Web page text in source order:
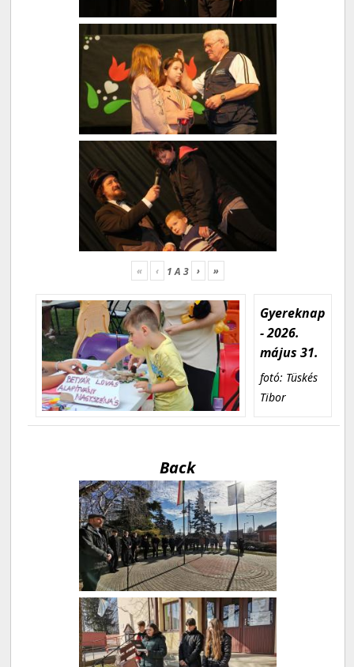
« ‹ 1A 3 › »
Gyereknap
- 2026.
május 31.
fotó: Tüskés
Tibor
Back